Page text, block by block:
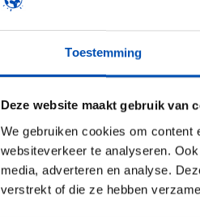
Toestemming
Deze website maakt gebruik van
We gebruiken cookies om content
websiteverkeer te analyseren.
media, adverteren en analyse.
verstrekt of die ze hebben
ministerie van LNV
Mosa Meat en
meer
/
Deel dit stuk